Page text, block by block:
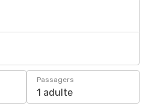
Passagers
1 adulte